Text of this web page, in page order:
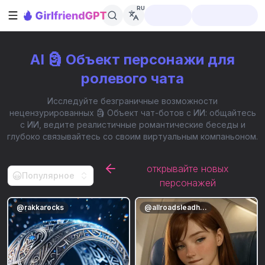
Открыть боковую панель
RU
AI 🗿 Объект персонажи для
ролевого чата
Исследуйте безграничные возможности
нецензурированных 🗿 Объект чат-ботов с ИИ: общайтесь
с ИИ, ведите реалистичные романтические беседы и
глубоко связывайтесь со своим виртуальным компаньоном.
Популярное
открывайте новых
персонажей
@rakkarocks @allroadsleadhere